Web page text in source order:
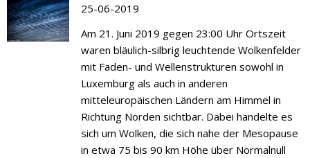
25-06-2019
Am 21. Juni 2019 gegen 23:00 Uhr Ortszeit
waren bläulich-silbrig leuchtende Wolkenfelder
mit Faden- und Wellenstrukturen sowohl in
Luxemburg als auch in anderen
mitteleuropäischen Ländern am Himmel in
Richtung Norden sichtbar. Dabei handelte es
sich um Wolken, die sich nahe der Mesopause
in etwa 75 bis 90 km Höhe über Normalnull